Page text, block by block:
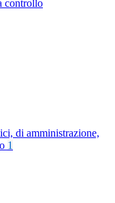
controllo
di amministrazione,
1